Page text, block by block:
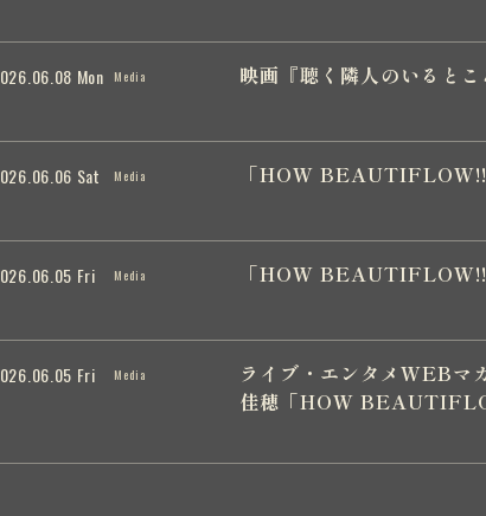
Mon Media 映画『聴く隣人のいると
Sat Media 「HOW BEAUTIFLOW!!
Fri Media 「HOW
Fri Media
ライブ・エンタメWEB
佳穂「HOW